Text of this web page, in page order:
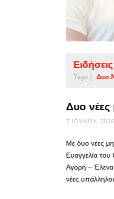
Ειδήσεις
Tags | Δυο
Δυο νέες
7 ΙΟΥΛΊΟΥ, 2026
Με δυο νέες
Ευαγγελία
Αγορή –
νέες